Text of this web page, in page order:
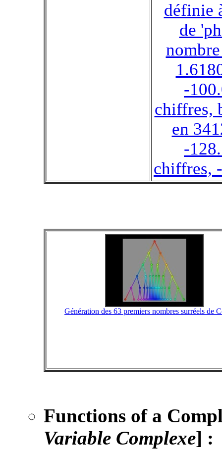
définie
de
-
chiffres,
en
-
chiffres,
Génération des 63 premiers nombres surréels de
Functions of a
Variable Complexe] :